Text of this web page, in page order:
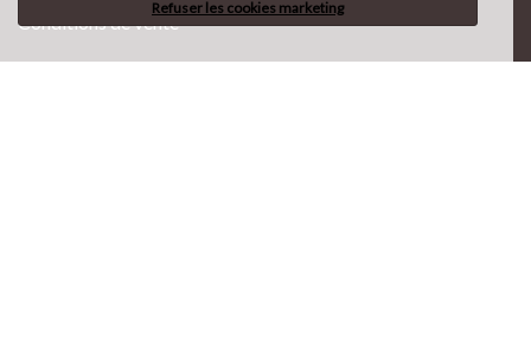
Conditions de vente
Nous contacter
Refuser les cookies marketing